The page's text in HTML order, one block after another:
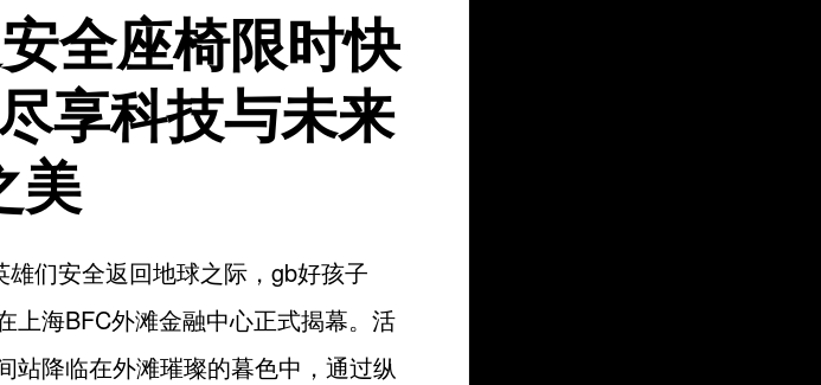
全座椅限时快
享科技与未来
美
雄们安全返回地球之际，gb好孩子
上海BFC外滩金融中心正式揭幕。活
站降临在外滩璀璨的暮色中，通过纵